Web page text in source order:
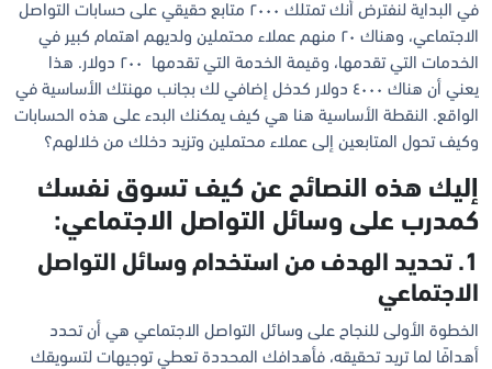
في البداية لنفترض أنك تمتلك ٢٠٠٠ متابع حقيقي على حسابات التواصل
الاجتماعي، وهناك ٢٠ منهم عملاء محتملين ولديهم اهتمام كبير في
الخدمات التي تقدمها، وقيمة الخدمة التي تقدمها ٢٠٠ دولار. هذا
يعني أن هناك ٤٠٠٠ دولار كدخل إضافي لك بجانب مهنتك الأساسية في
الواقع. النقطة الأساسية هنا هي كيف يمكنك البدء على هذه الحسابات
وكيف تحول المتابعين إلى عملاء محتملين وتزيد دخلك من خلالهم؟
إليك هذه النصائح عن كيف تسوق نفسك
كمدرب على وسائل التواصل الاجتماعي:
1. تحديد الهدف من استخدام وسائل التواصل
الاجتماعي
الخطوة الأولى للنجاح على وسائل التواصل الاجتماعي هي أن تحدد
أهدافًا لما تريد تحقيقه، فأهدافك المحددة تعطي توجيهات لتسويقك